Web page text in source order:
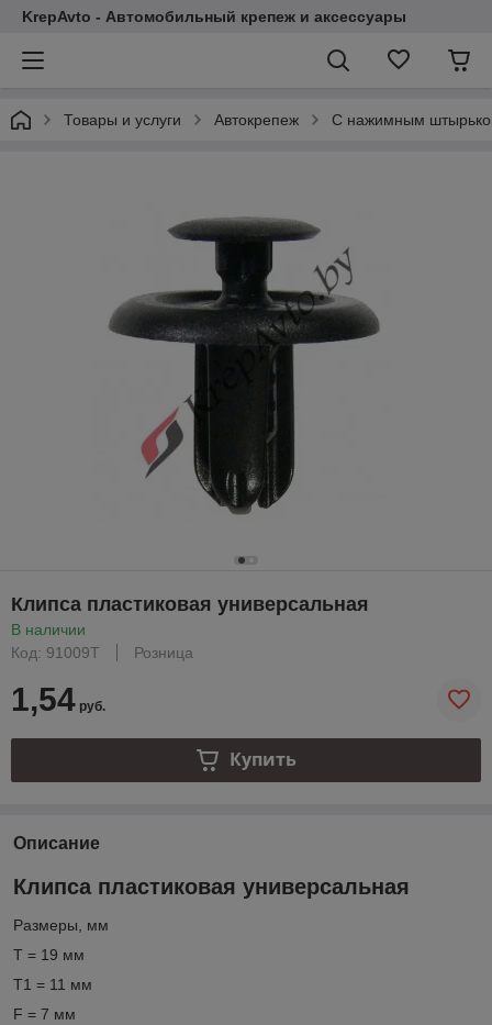
KrepAvto - Автомобильный крепеж и аксессуары
Товары и услуги Автокрепеж С нажимным
Клипса пластиковая универсальная
В наличии
Код: 91009T
Розница
1,54 руб.
Купить
Описание
Клипса пластиковая универсальная
Размеры, мм
T = 19 мм
T1 = 11 мм
F = 7 мм